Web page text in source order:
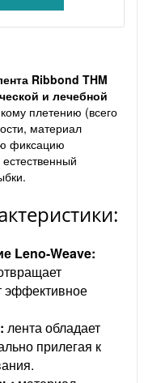
Ribbond THM
и лечебной
плетению (всего
материал
фиксацию
Leno-Weave:
эффективное
лента обладает
прилегая к